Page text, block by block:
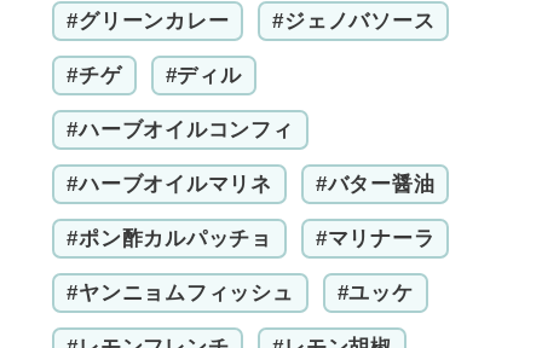
#グリーンカレー #ジェノバソース
#チゲ #ディル
#ハーブオイルコンフィ
#ハーブオイルマリネ #バター醤油
#ポン酢カルパッチョ #マリナーラ
#ヤンニョムフィッシュ #ユッケ